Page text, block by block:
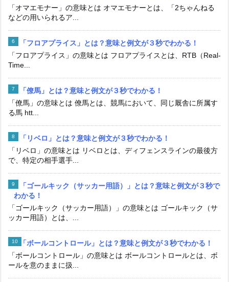
「オマエモナー」の意味とは オマエモナーとは、「2ちゃんねる
などの用いられるア...
「フロアプライス」とは？意味と例文が３秒でわかる！
「フロアプライス」の意味とは フロアプライスとは、RTB（Real-
Time...
「僚馬」とは？意味と例文が３秒でわかる！
「僚馬」の意味とは 僚馬とは、競馬において、同じ厩舎に所属す
る馬 htt...
「リベロ」とは？意味と例文が３秒でわかる！
「リベロ」の意味とは リベロとは、ディフェンスラインの最後方
で、特定の相手選手...
「ゴールキック（サッカー用語）」とは？意味と例文が３秒で
わかる！
「ゴールキック（サッカー用語）」の意味とは ゴールキック（サ
ッカー用語）とは、...
「ボールコントロール」とは？意味と例文が３秒でわかる！
「ボールコントロール」の意味とは ボールコントロールとは、ボ
ールを意のままに扱...